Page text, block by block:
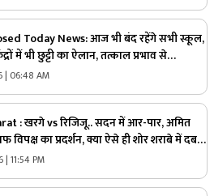
Today News: आज भी बंद रहेंगे सभी स्कूल,
में भी छुट्टी का ऐलान, तत्काल प्रभाव से
ने जारी किया आदेश
| 06:48 AM
: खरगे vs रिजिजू.. सदन में आर-पार, अमित
विपक्ष का प्रदर्शन, क्या ऐसे ही शोर शराबे में दब
11:54 PM